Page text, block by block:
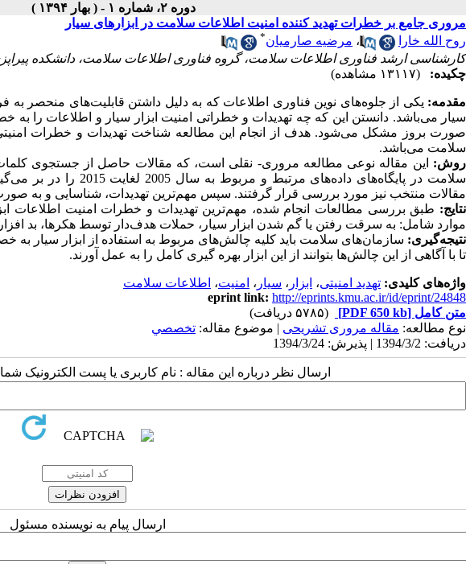
دوره ۲، شماره ۱ - ( بهار ۱۳۹۴ )
مروری جامع بر خطرات تهدید کننده امنیت اطلاعات سلامت در ابزارهای سیار
روح الله خارا
، مرضیه صارمیان*
کارشناسی ارشد فناوری اطلاعات سلامت، گروه فناوری اطلاعات سلامت، دانشکده
چکیده:
(۱۳۱۱۷ مشاهده)
مقدمه: یکی از جلوه‌های نوین فناوری اطلاعات که به دلیل داشتن قابلیت‌های منحصر به
سیار می‌باشد. دانستن این که چه تهدیدات و خطراتی امنیت ابزار سیار و اطلاعات را
صورت بروز مشکل می‌شود. هدف از انجام این مطالعه شناخت تهدیدات و خطرات امنیتی
سلامت می‌باشد.
روش:
این مقاله نوعی مطالعه‌ مروری- نقلی است، که مقالات حاصل از جستجوی
سلامت در پایگاه‌های
مقالات منتخب نیز مورد بررسی قرار گرفتند. سپس مهم‌ترین تهدیدات‌، شناسایی و به
نتایج:
موارد شامل: به سرقت رفتن یا گم شدن ابزار سیار، حملات هدف‌دار توسط هکرها، بد
نتیجه‌گیری: سازمان‌های سلامت باید کلیه چالش‌های مربوط به استفاده از ابزار سیار
تا با آگاهی از این چالش‌ها بتوانند از این ابزار بهره گیری کامل را به عمل آورند.
واژه‌های کلیدی: تهدید امنیتی، ابزار ، سیار ، امنیت، اطلاعات سلامت
eprint link: http://eprints.kmu.ac.ir/id/eprint/24848
متن کامل [PDF 650 kb]
(۵۷۸۵ دریافت)
نوع مطالعه: مقاله مروری تشریحی | موضوع مقاله: تخصصي
دریافت: 1394/3/2 | پذیرش: 1394/3/24
ارسال نظر درباره این مقاله : نام کاربری یا پست الکترونیک
ارسال پیام به نویسنده مسئول